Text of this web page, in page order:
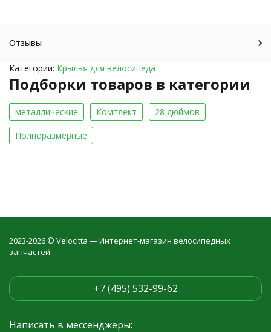
Отзывы
Категории: Крылья для велосипеда
Подборки товаров в категории
металлические Комплект 28 дюймов
Полноразмерные
2023-2026 © Velocitta — Интернет-магазин велосипедных
запчастей
+7 (495) 532-99-62
Написать в мессенджеры: